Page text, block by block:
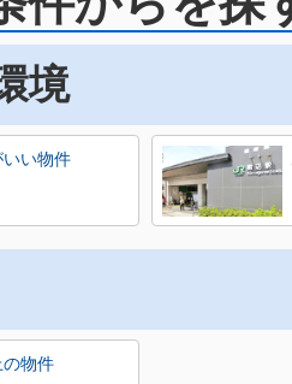
境
いい物件
物件